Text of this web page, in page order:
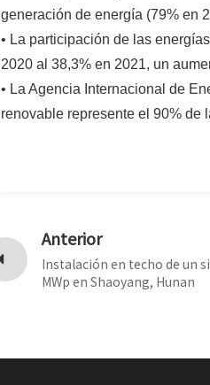
generación de energía (79% en
• La participación de las
2020 al 38,3% en 2021, un
• La Agencia Internacional de
renovable represente el 90% de
Anterior
Instalación en techo de un
MWp en Shaoyang, Hunan